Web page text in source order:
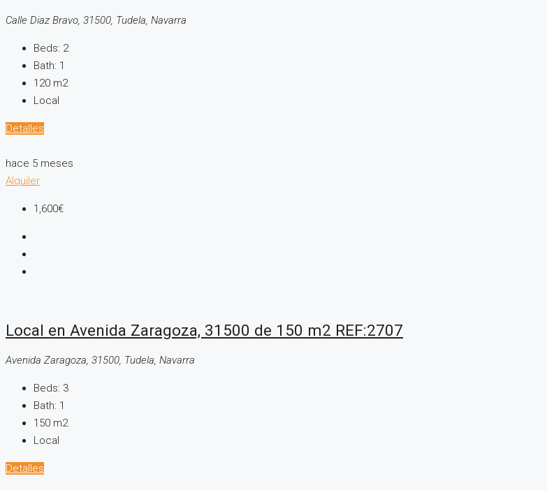
Calle Diaz Bravo, 31500, Tudela, Navarra
Beds: 2
Bath: 1
120 m2
Local
Detalles
hace 5 meses
Alquiler
1,600€
Local en Avenida Zaragoza, 31500 de 150 m2 REF:2707
Avenida Zaragoza, 31500, Tudela, Navarra
Beds: 3
Bath: 1
150 m2
Local
Detalles